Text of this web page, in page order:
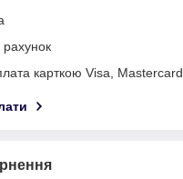
карткою Visa, Mastercard